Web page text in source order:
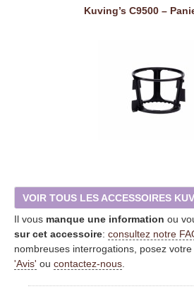
Kuving’s C9500 –
VOIR TOUS LES ACCESSOIRES
Il vous manque une information ou
sur cet accessoire: consultez notre
nombreuses interrogations, posez
'Avis' ou contactez-nous